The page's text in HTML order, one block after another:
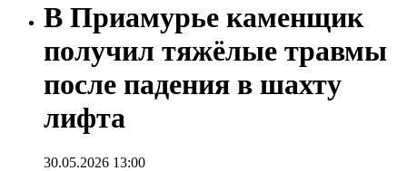
В Приамурье каменщик
получил тяжёлые травмы
после падения в шахту
лифта
30.05.2026 13:00